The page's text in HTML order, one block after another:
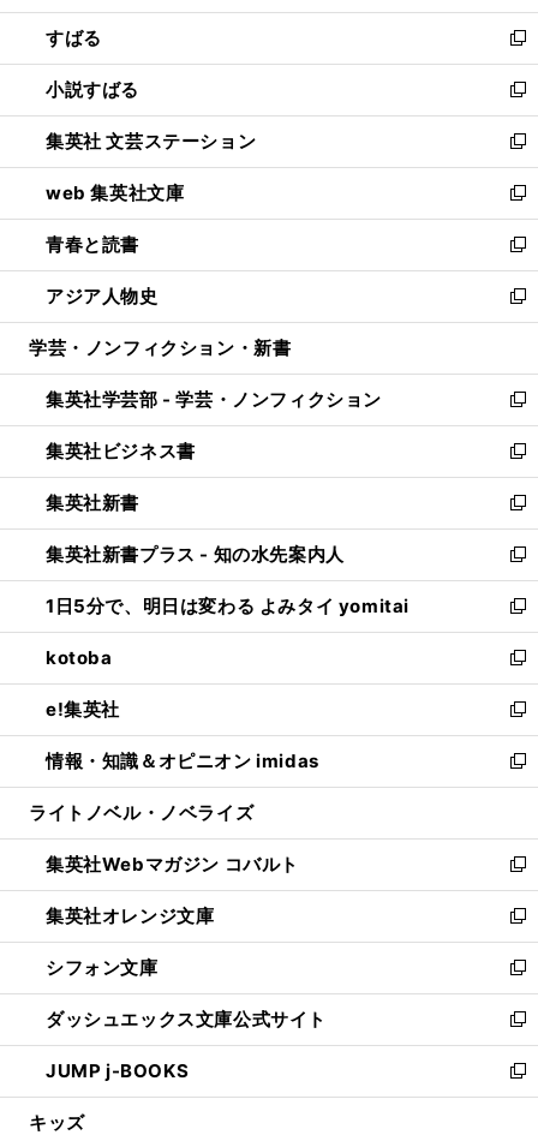
開
く
ウ
で
開
く
ン
ド
ウ
で
開
く
すばる
新
し
い
ウ
ィ
ン
ド
ウ
で
開
く
小説すばる
新
し
い
ウ
ィ
ン
ド
ウ
で
開
集英社 文芸ステーション
新
し
い
ウ
ィ
ン
ド
ウ
開
く
web 集英社文庫
新
し
い
ウ
ィ
ン
ウ
で
開
く
青春と読書
新
し
い
ウ
ン
ド
ウ
で
開
く
アジア人物史
新
し
ウ
ィ
ン
ド
ウ
で
開
く
学芸・ノンフィクション・新書
集英社学芸部 - 学芸・ノンフィクション
新
し
い
ウ
ィ
ン
ド
ウ
で
開
く
集英社ビジネス書
新
し
い
ウ
ィ
ン
ド
ウ
で
開
く
集英社新書
新
し
い
ウ
ィ
ン
ド
ウ
で
開
く
集英社新書プラス - 知の水先案内人
新
し
い
ウ
ィ
ン
ド
ウ
で
開
1日5分で、明日は変わる よみタイ yomitai
新
し
い
ウ
ィ
ン
ド
ウ
開
く
kotoba
新
し
い
ウ
ィ
ン
ウ
で
開
く
e!集英社
新
し
い
ウ
ン
ド
ウ
で
開
く
情報・知識＆オピニオン imidas
新
し
ウ
ィ
ン
ド
ウ
で
開
く
ライトノベル・ノベライズ
集英社Webマガジン コバルト
新
し
い
ウ
ィ
ン
ド
ウ
で
開
集英社オレンジ文庫
新
し
い
ウ
ィ
ン
ド
ウ
シフォン文庫
新
し
い
ウ
ィ
ン
ダッシュエックス文庫公式サイト
新
し
い
ウ
JUMP j-BOOKS
新
し
キッズ